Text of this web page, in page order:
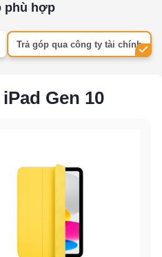
phù hợp
Trả góp qua công ty tài chính
Gen 10